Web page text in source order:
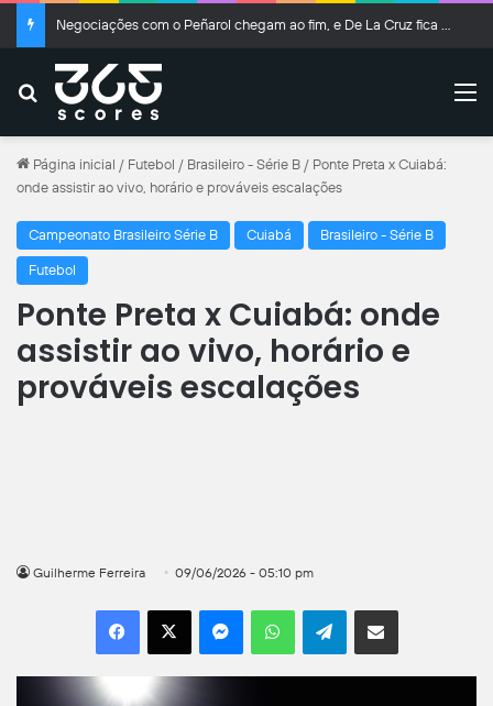
Negociações com o Peñarol chegam ao fim, e De La Cruz fica no Flamengo
Buscar
Página inicial / Futebol / Brasileiro - Série B / Ponte Preta x Cuiabá:
onde assistir ao vivo, horário e prováveis escalações
Campeonato Brasileiro Série B Cuiabá Brasileiro - Série B
Futebol
Ponte Preta x Cuiabá: onde
assistir ao vivo, horário e
prováveis escalações
Guilherme Ferreira 09/06/2026 - 05:10 pm
Facebook
X MessengerWhatsAppTelegramCompartilhar por e-mail